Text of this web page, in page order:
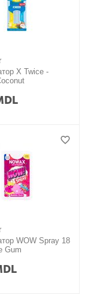
X Twice -
WOW Spray 18
Gum